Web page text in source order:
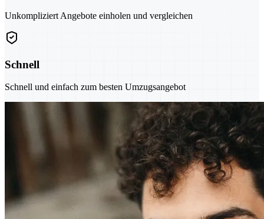
Unkompliziert Angebote einholen und vergleichen
Schnell
Schnell und einfach zum besten Umzugsangebot